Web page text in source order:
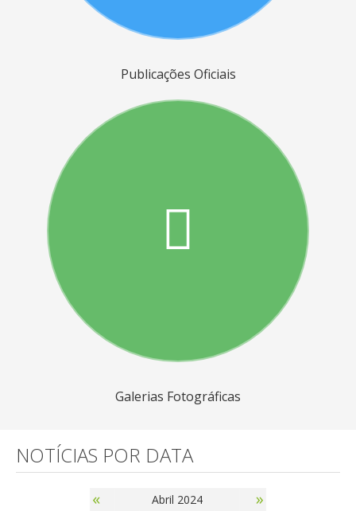
Publicações Oficiais
Galerias Fotográficas
NOTÍCIAS POR DATA
« Abril 2024 »